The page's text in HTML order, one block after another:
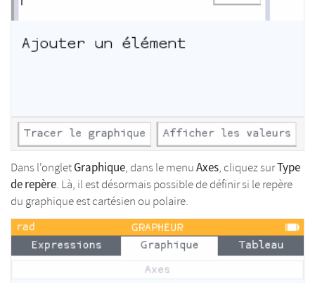
Dans l'ongletGraphique, dans le menuAxes, cliquez surType
de repère. Là, il est désormais possible de définir si le repère
du graphique est cartésien ou polaire.